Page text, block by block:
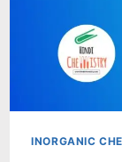
INORGANIC